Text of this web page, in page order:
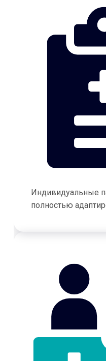
Индивидуальные
полностью